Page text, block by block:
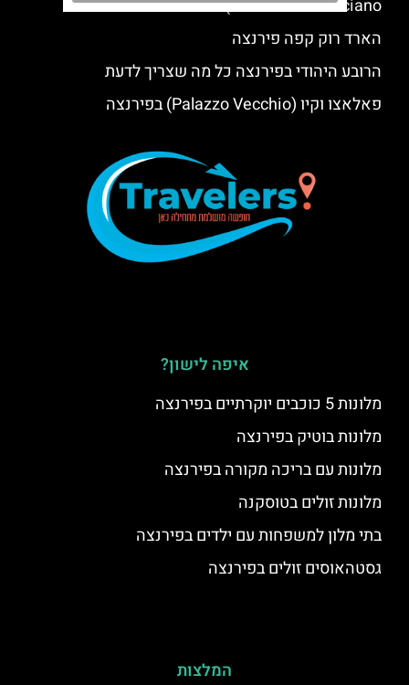
Museum Coverciano)
הארד רוק קפה פירנצה
הרובע היהודי בפירנצה כל מה שצריך לדעת
פאלאצו וקיו (Palazzo Vecchio) בפירנצה
איפה לישון?
מלונות 5 כוכבים יוקרתיים בפירנצה
מלונות בוטיק בפירנצה
מלונות עם בריכה מקורה בפירנצה
מלונות זולים בטוסקנה
בתי מלון למשפחות עם ילדים בפירנצה
גסטהאוסים זולים בפירנצה
המלצות